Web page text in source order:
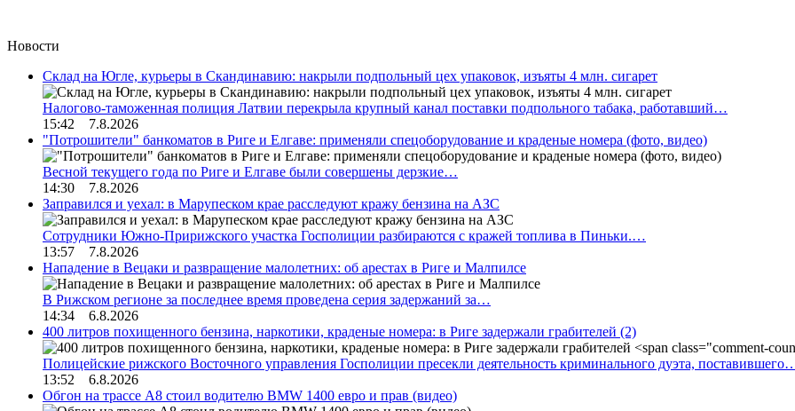
Новости
Склад на Югле, курьеры в Скандинавию: накрыли подпольный цех упаковок, изъяты 4 млн. сигарет
Налогово-таможенная полиция Латвии перекрыла крупный канал поставки подпольного табака, работавший…
15:42 7.8.2026
"Потрошители" банкоматов в Риге и Елгаве: применяли спецоборудование и краденые номера (фото, видео)
Весной текущего года по Риге и Елгаве были совершены дерзкие…
14:30 7.8.2026
Заправился и уехал: в Марупеском крае расследуют кражу бензина на АЗС
Сотрудники Южно-Пририжского участка Госполиции разбираются с кражей топлива в Пиньки.…
13:57 7.8.2026
Нападение в Вецаки и развращение малолетних: об арестах в Риге и Малпилсе
В Рижском регионе за последнее время проведена серия задержаний за…
14:34 6.8.2026
400 литров похищенного бензина, наркотики, краденые номера: в Риге задержали грабителей (2)
Полицейские рижского Восточного управления Госполиции пресекли деятельность криминального дуэта,
13:52 6.8.2026
Обгон на трассе А8 стоил водителю BMW 1400 евро и прав (видео)